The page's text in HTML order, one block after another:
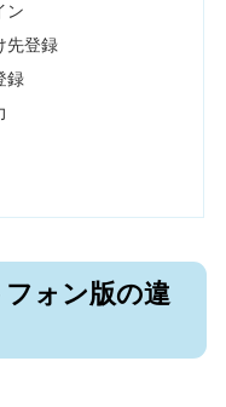
ン
先登録
録
ォン版の違